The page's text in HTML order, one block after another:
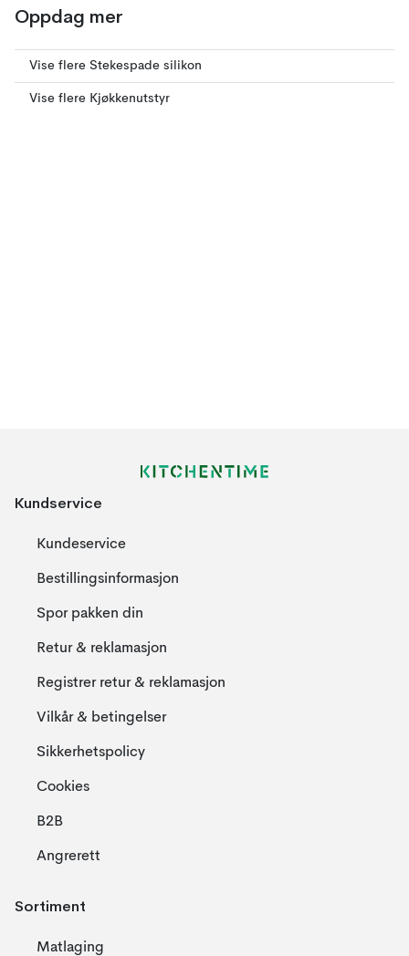
Oppdag mer
Vise flere Stekespade silikon
Vise flere Kjøkkenutstyr
Kundservice
Kundeservice
Bestillingsinformasjon
Spor pakken din
Retur & reklamasjon
Registrer retur & reklamasjon
Vilkår & betingelser
Sikkerhetspolicy
Cookies
B2B
Angrerett
Sortiment
Matlaging